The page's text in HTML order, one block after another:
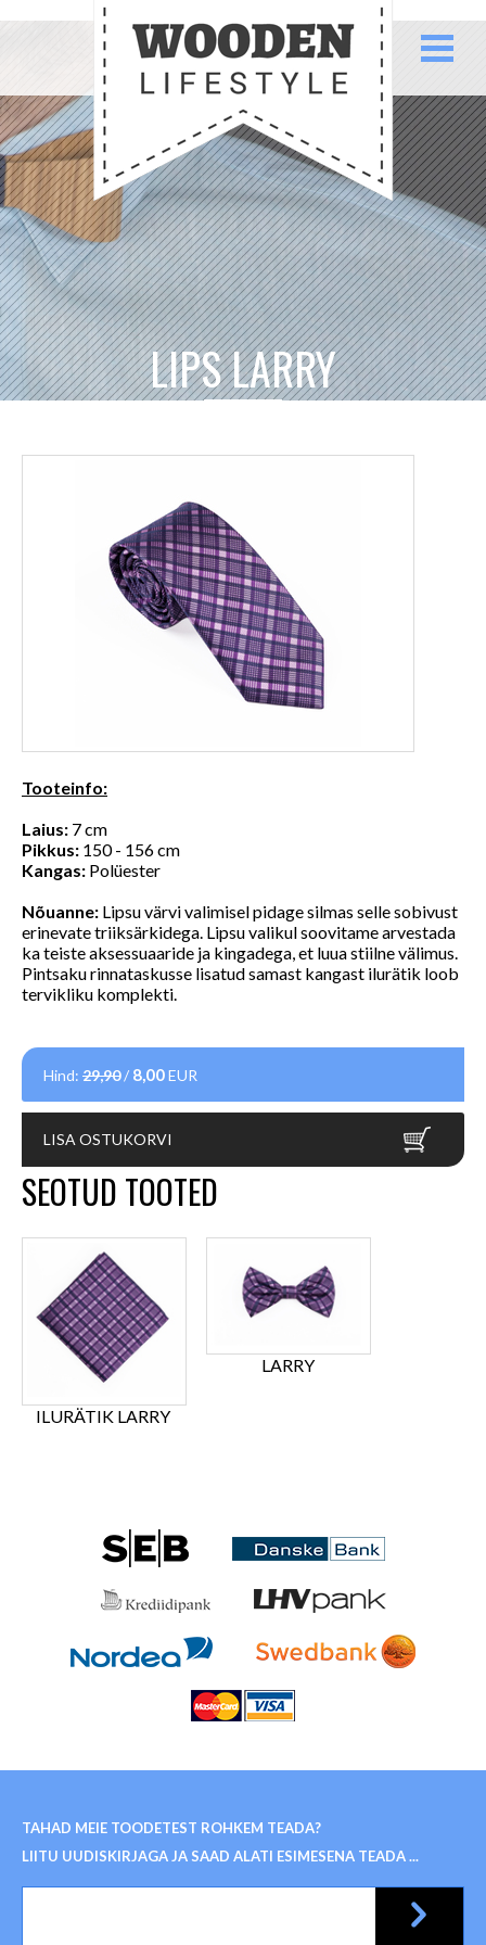
LIPS LARRY
Tooteinfo:
Laius: 7 cm
Pikkus: 150 - 156 cm
Kangas: Polüester
Nõuanne: Lipsu värvi valimisel pidage silmas selle sobivust
erinevate triiksärkidega. Lipsu valikul soovitame arvestada
ka teiste aksessuaaride ja kingadega, et luua stiilne välimus.
Pintsaku rinnataskusse lisatud samast kangast ilurätik loob
tervikliku komplekti.
Hind: 29,90/ 8,00EUR
LISA OSTUKORVI
SEOTUD TOOTED
ILURÄTIK LARRY
LARRY
TAHAD MEIE TOODETEST ROHKEM TEADA?
LIITU UUDISKIRJAGA JA SAAD ALATI ESIMESENA TEADA ...